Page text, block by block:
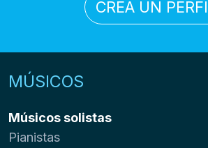
CREA UN
MÚSICOS
Músicos solistas
Pianistas